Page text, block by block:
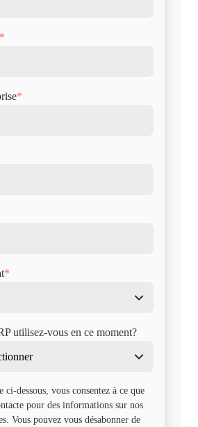
*
*
*
utilisez-vous en ce moment?
ci-dessous, vous consentez à ce que
pour des informations sur nos
Vous pouvez vous désabonner de